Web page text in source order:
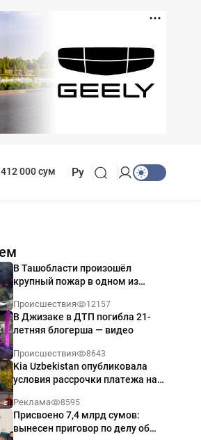
412 000 сум Ру
В Ташобласти произошёл
крупный пожар в одном из
Происшествия 12157
В Джизаке в ДТП погибла 21-
летняя блогерша — видео
Происшествия 8643
Kia Uzbekistan опубликовала
условия рассрочки платежа на
годовых
Реклама 8595
Присвоено 7,4 млрд сумов:
вынесен приговор по делу об